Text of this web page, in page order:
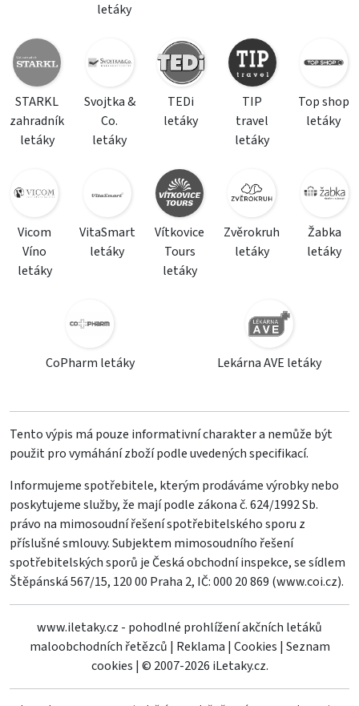
letáky
STARKL
zahradník
letáky
Svojtka &
Co.
letáky
TEDi
letáky
TIP
travel
letáky
Top shop
letáky
Vicom
Víno
letáky
VitaSmart
letáky
Vítkovice
Tours
letáky
Zvěrokruh
letáky
Žabka
letáky
CoPharm letáky Lekárna AVE letáky
Tento výpis má pouze informativní charakter a nemůže být
použit pro vymáhání zboží podle uvedených specifikací.
Informujeme spotřebitele, kterým prodáváme výrobky nebo
poskytujeme služby, že mají podle zákona č. 624/1992 Sb.
právo na mimosoudní řešení spotřebitelského sporu z
příslušné smlouvy. Subjektem mimosoudního řešení
spotřebitelských sporů je Česká obchodní inspekce, se sídlem
Štěpánská 567/15, 120 00 Praha 2, IČ: 000 20 869 (www.coi.cz).
www.iletaky.cz - pohodlné prohlížení akčních letáků
maloobchodních řetězců | Reklama | Cookies | Seznam
cookies | © 2007-2026 iLetaky.cz.